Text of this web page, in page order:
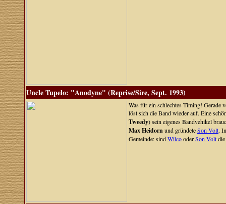
Uncle Tupelo: "Anodyne" (Reprise/Sire, Sept. 1993)
Was für ein schlechtes Timing! Gerade
löst sich die Band wieder auf. Eine
Tweedy) sein eigenes Bandvehikel
Max Heidornund gründeteSon Volt.
Gemeinde: sindWilcooderSon Volt